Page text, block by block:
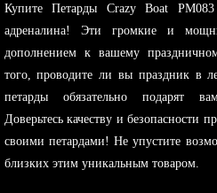
Купите Петарды Crazy Boat
адреналина! Эти громкие и
дополнением к вашему
того, проводите ли вы праздник в
петарды обязательно подарят
Доверьтесь качеству и безопасности
своими петардами! Не упустите
близких этим уникальным товаром.